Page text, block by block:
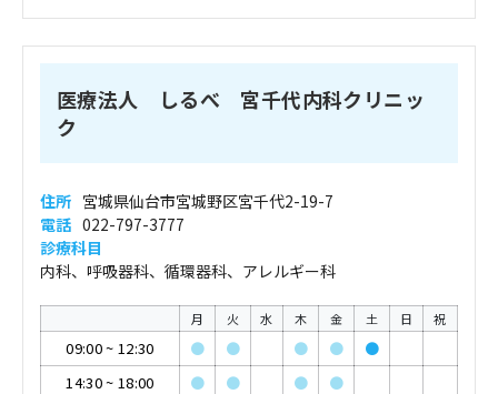
医療法人 しるべ 宮千代内科クリニッ
ク
住所 宮城県仙台市宮城野区宮千代2-19-7
電話 022-797-3777
診療科目
内科、呼吸器科、循環器科、アレルギー科
月 火 水 木 金 土 日 祝
09:00~ 12:30 ● ● ● ●
●
14:30~ 18:00 ● ● ● ●